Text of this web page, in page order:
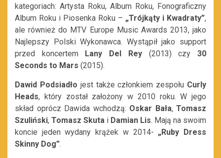
kategoriach: Artysta Roku, Album Roku, Fonograficzny
Album Roku i Piosenka Roku – „Trójkąty i Kwadraty”,
ale również do MTV Europe Music Awards 2013, jako
Najlepszy Polski Wykonawca. Wystąpił jako support
przed koncertem
Lany Del Rey(2013) czy30
Seconds to Mars (2015).
Dawid Podsiadło jest także członkiem zespołu Curly
Heads, który został założony w 2010 roku. W jego
skład oprócz Dawida wchodzą: Oskar Bała, Tomasz
Szuliński, Tomasz Skuta i Damian Lis. Mają na swoim
koncie jeden wydany krążek w 2014- „Ruby Dress
Skinny Dog”.